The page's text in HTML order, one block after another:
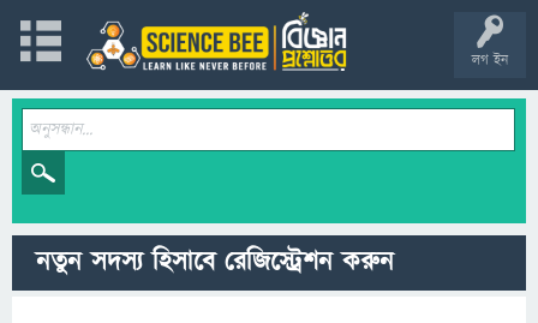
লগ ইন
নতুন সদস্য হিসাবে রেজিস্ট্রেশন করুন